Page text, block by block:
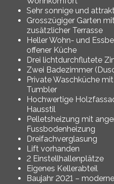
Sehr sonnige und
Grosszügiger Garten
zusätzlicher Terrasse
Heller Wohn- und
offener Küche
Drei lichtdurchflutete
Zwei Badezimmer
Private Waschküche
Tumbler
Hochwertige
Hausstil
Pelletsheizung mit
Fussbodenheizung
Dreifachverglasung
Lift vorhanden
2 Einstellhallenplätze
Eigenes Kellerabteil
Baujahr 2021 –